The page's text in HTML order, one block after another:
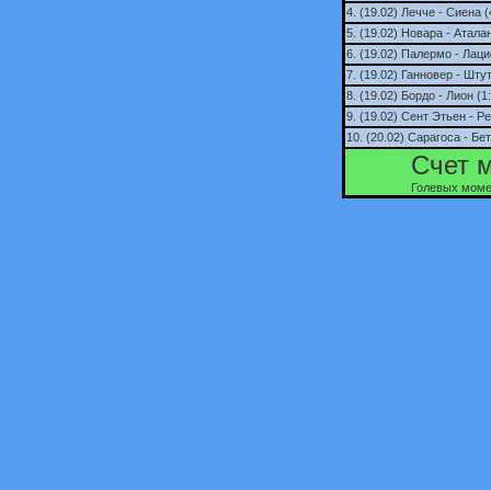
4. (19.02) Лечче - Сиена
5. (19.02) Новара -
6. (19.02) Палермо -
7. (19.02) Ганновер -
8. (19.02) Бордо - Лион
9. (19.02) Сент Этьен -
10. (20.02) Сарагоса -
Счет
Голевых